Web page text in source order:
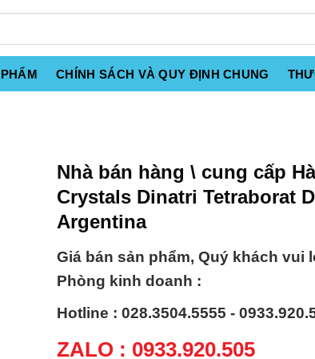
CHÍNH SÁCH VÀ QUY ĐỊNH CHUNG
Nhà bán hàng \ cung cấp
Crystals Dinatri Tetraborat
Argentina
Giá bán sản phẩm, Quý khách vui
Phòng kinh doanh :
Hotline : 028.3504.5555 -
ZALO : 0933.920.505